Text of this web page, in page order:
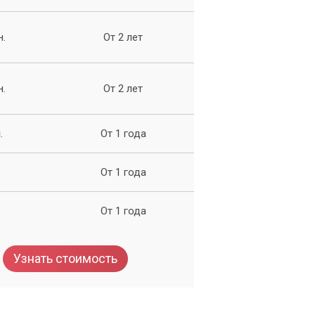
От 2 лет
От 2 лет
От 1 года
От 1 года
От 1 года
Узнать стоимость